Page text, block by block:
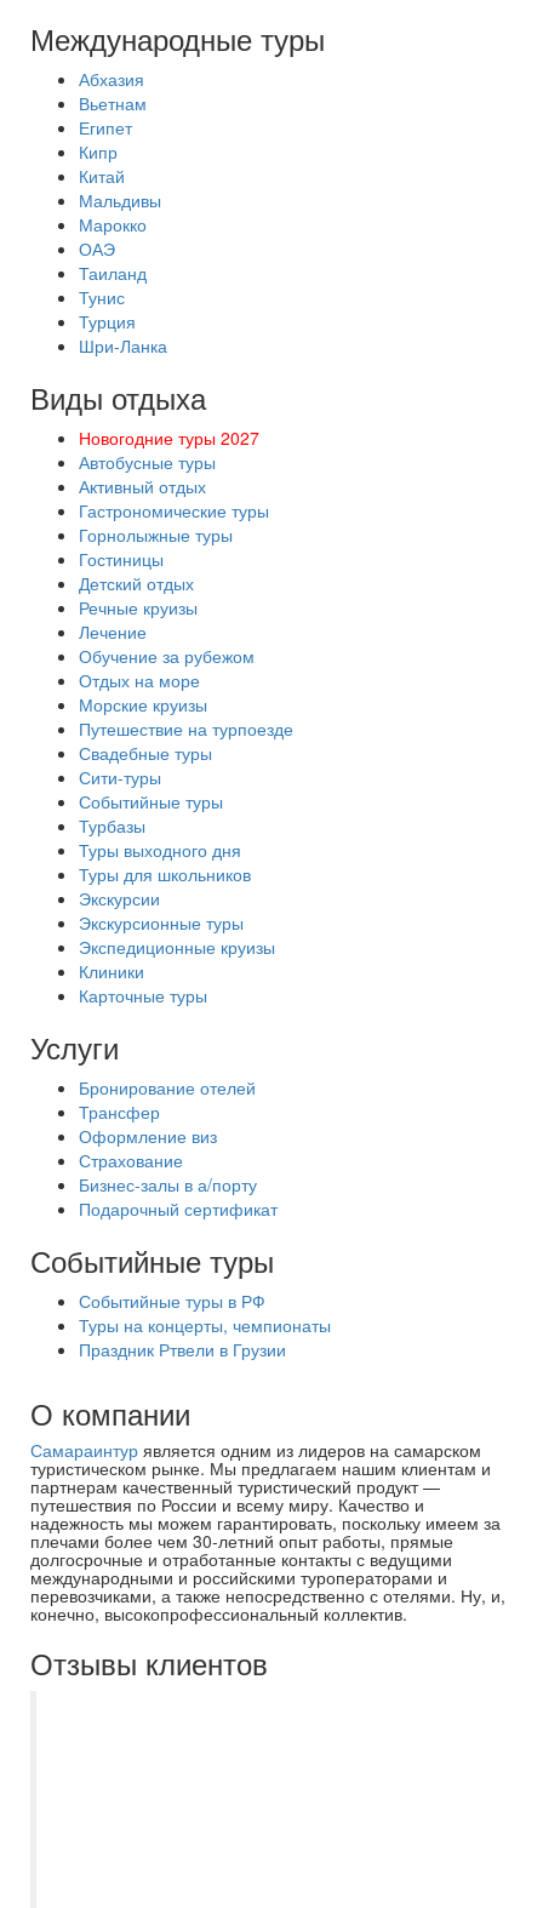
Международные туры
Абхазия
Вьетнам
Египет
Кипр
Китай
Мальдивы
Марокко
ОАЭ
Таиланд
Тунис
Турция
Шри-Ланка
Виды отдыха
Новогодние туры 2027
Автобусные туры
Активный отдых
Гастрономические туры
Горнолыжные туры
Гостиницы
Детский отдых
Речные круизы
Лечение
Обучение за рубежом
Отдых на море
Морские круизы
Путешествие на турпоезде
Свадебные туры
Сити-туры
Событийные туры
Турбазы
Туры выходного дня
Туры для школьников
Экскурсии
Экскурсионные туры
Экспедиционные круизы
Клиники
Карточные туры
Услуги
Бронирование отелей
Трансфер
Оформление виз
Страхование
Бизнес-залы в а/порту
Подарочный сертификат
Событийные туры
Событийные туры в РФ
Туры на концерты, чемпионаты
Праздник Ртвели в Грузии
О компании
Самараинтур является одним из лидеров на самарском
туристическом рынке. Мы предлагаем нашим клиентам и
партнерам качественный туристический продукт —
путешествия по России и всему миру. Качество и
надежность мы можем гарантировать, поскольку имеем за
плечами более чем 30-летний опыт работы, прямые
долгосрочные и отработанные контакты с ведущими
международными и российскими туроператорами и
перевозчиками, а также непосредственно с отелями. Ну, и,
конечно, высокопрофессиональный коллектив.
Отзывы клиентов